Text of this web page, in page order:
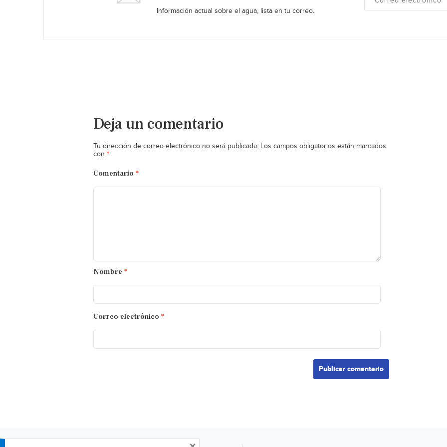
Información actual sobre el agua, lista en tu correo.
Deja un comentario
Tu dirección de correo electrónico no será publicada. Los campos obligatorios están marcados
con *
Comentario *
Nombre *
Correo electrónico *